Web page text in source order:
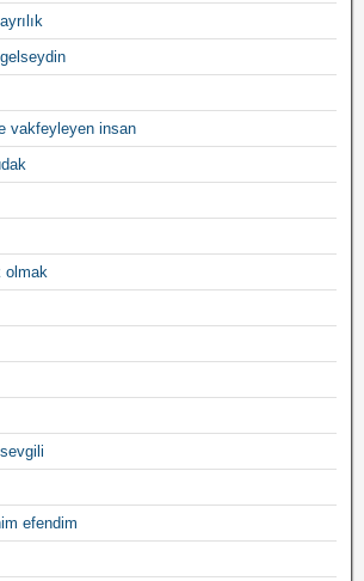
vakfeyleyen insan
olmak
efendim